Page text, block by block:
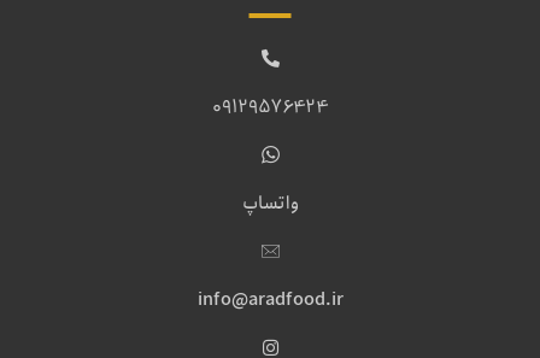
09129576424
واتساپ
info@aradfood.ir